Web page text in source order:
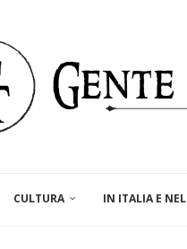
CULTURA IN ITALIA E